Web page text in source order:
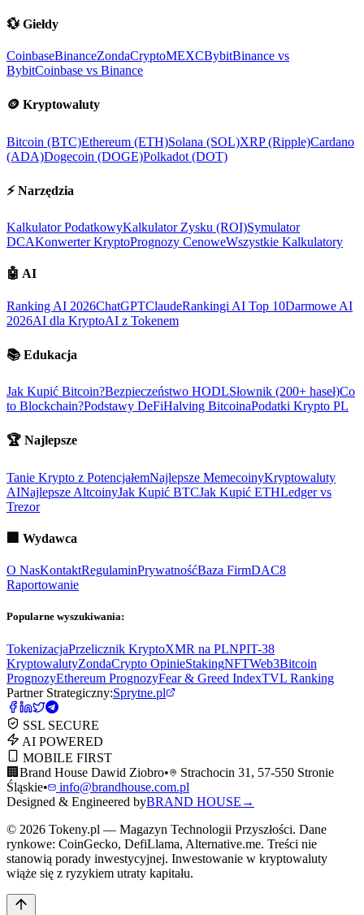
💱 Giełdy
CoinbaseBinanceZondaCryptoMEXCBybitBinance vs
BybitCoinbase vs Binance
🪙 Kryptowaluty
Bitcoin (BTC)Ethereum (ETH)Solana (SOL)XRP (Ripple)Cardano
(ADA)Dogecoin (DOGE)Polkadot (DOT)
⚡ Narzędzia
Kalkulator PodatkowyKalkulator Zysku (ROI)Symulator
DCAKonwerter KryptoPrognozy CenoweWszystkie Kalkulatory
🤖 AI
Ranking AI 2026ChatGPTClaudeRankingi AI Top 10Darmowe AI
2026AI dla KryptoAI z Tokenem
📚 Edukacja
Jak Kupić Bitcoin?Bezpieczeństwo HODLSłownik (200+ haseł)Co
to Blockchain?Podstawy DeFiHalving BitcoinaPodatki Krypto PL
🏆 Najlepsze
Tanie Krypto z PotencjałemNajlepsze MemecoinyKryptowaluty
AINajlepsze AltcoinyJak Kupić BTCJak Kupić ETHLedger vs
Trezor
🏢 Wydawca
O NasKontaktRegulaminPrywatnośćBaza FirmDAC8
Raportowanie
Popularne wyszukiwania:
TokenizacjaPrzelicznik KryptoXMR na PLNPIT-38
KryptowalutyZondaCrypto OpinieStakingNFTWeb3Bitcoin
PrognozyEthereum PrognozyFear & Greed IndexTVL Ranking
Partner Strategiczny:Sprytne.pl
SSL SECURE
AI POWERED
MOBILE FIRST
🏢 Brand House Dawid Ziobro•
Strachocin 31, 57-550 Stronie
Śląskie•
info@brandhouse.com.pl
Designed & Engineered byBRAND HOUSE →
© 2026 Tokeny.pl — Magazyn Technologii Przyszłości. Dane
rynkowe: CoinGecko, DefiLlama, Alternative.me. Treści nie
stanowią porady inwestycyjnej. Inwestowanie w kryptowaluty
wiąże się z ryzykiem utraty kapitału.